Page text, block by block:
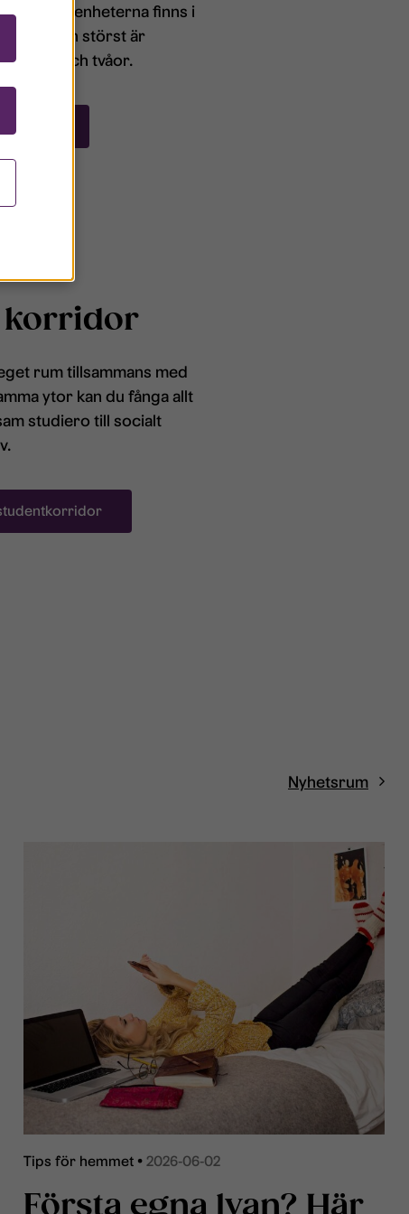
Lägenheterna finns i
men störst är
ettor och tvåor.
korridor
rum tillsammans med
ytor kan du fånga allt
studiero till socialt
Nyhetsrum
Tips för hemmet • 2026-06-02
Första egna lyan? Här